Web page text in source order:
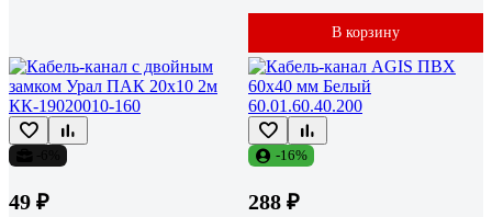
В корзину
49 ₽
-16%
288 ₽